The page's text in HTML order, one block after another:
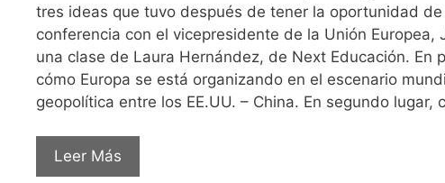
tres ideas que tuvo después de tener la oportunidad
conferencia con el vicepresidente de la Unión Europea,
una clase de Laura Hernández, de Next Educación. En
cómo Europa se está organizando en el escenario
geopolítica entre los EE.UU. – China. En segundo lugar,
Leer Más